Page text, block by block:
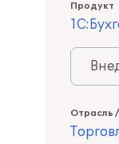
Продукт
Отрасль